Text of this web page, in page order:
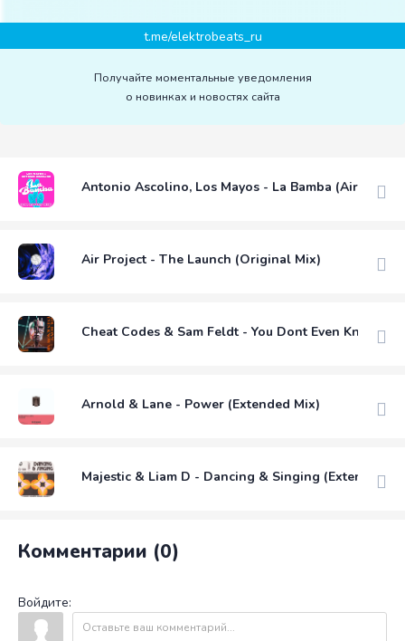
t.me/elektrobeats_ru
Получайте моментальные уведомления
о новинках и новостях сайта
Antonio Ascolino, Los Mayos - La Bamba (Air
Air Project - The Launch (Original Mix)
Cheat Codes & Sam Feldt - You Dont Even Know
Arnold & Lane - Power (Extended Mix)
Majestic & Liam D - Dancing & Singing (Extended)
Комментарии (0)
Войдите: